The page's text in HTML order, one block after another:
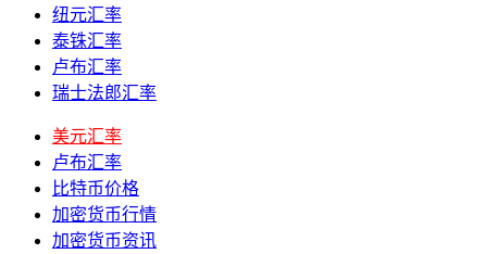
纽元汇率
泰铢汇率
卢布汇率
瑞士法郎汇率
美元汇率
卢布汇率
比特币价格
加密货币行情
加密货币资讯